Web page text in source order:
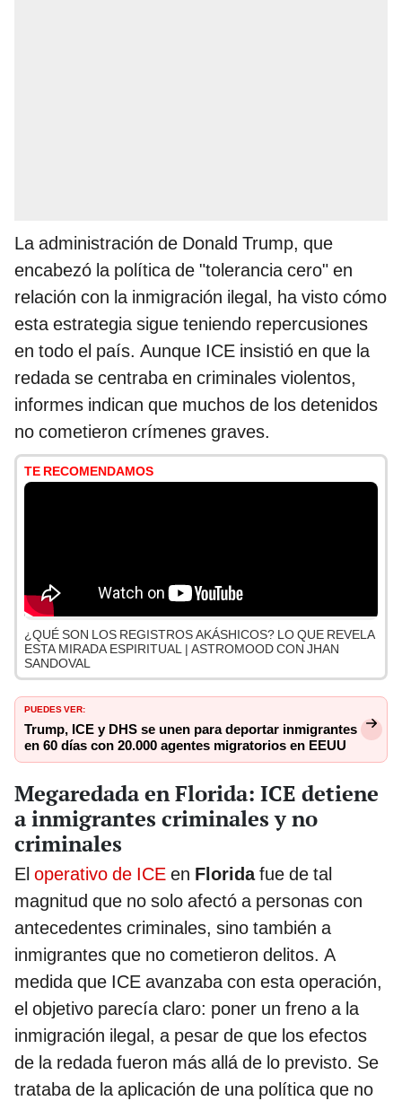
La administración de Donald Trump, que
encabezó la política de "tolerancia cero" en
relación con la inmigración ilegal, ha visto cómo
esta estrategia sigue teniendo repercusiones
en todo el país. Aunque ICE insistió en que la
redada se centraba en criminales violentos,
informes indican que muchos de los detenidos
no cometieron crímenes graves.
TE RECOMENDAMOS
¿QUÉ SON LOS REGISTROS AKÁSHICOS? LO QUE REVELA
ESTA MIRADA ESPIRITUAL | ASTROMOOD CON JHAN
SANDOVAL
PUEDES VER:
Trump, ICE y DHS se unen para deportar inmigrantes
en 60 días con 20.000 agentes migratorios en EEUU
Megaredada en Florida: ICE detiene
a inmigrantes criminales y no
criminales
El operativo de ICE en Floridafue de tal
magnitud que no solo afectó a personas con
antecedentes criminales, sino también a
inmigrantes que no cometieron delitos. A
medida que ICE avanzaba con esta operación,
el objetivo parecía claro: poner un freno a la
inmigración ilegal, a pesar de que los efectos
de la redada fueron más allá de lo previsto. Se
trataba de la aplicación de una política que no